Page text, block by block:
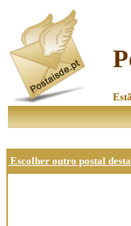
Escolher outro postal